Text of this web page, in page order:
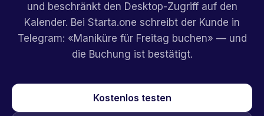
und beschränkt den Desktop-Zugriff auf den
Kalender. Bei Starta.one schreibt der Kunde in
Telegram: «Maniküre für Freitag buchen» — und
die Buchung ist bestätigt.
Kostenlos testen